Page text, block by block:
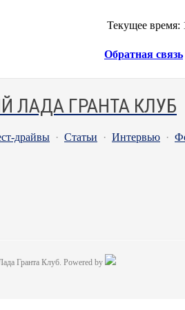
Текущее время:
Обратная связь
ЛАДА ГРАНТА КЛУБ
драйвы · Статьи · Интервью ·
Гранта Клуб. Powered by